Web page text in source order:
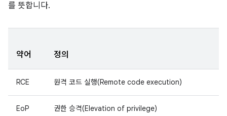
를 뜻합니다.
약어 정의
RCE 원격 코드 실행(Remote code execution)
EoP 권한 승격(Elevation of privilege)